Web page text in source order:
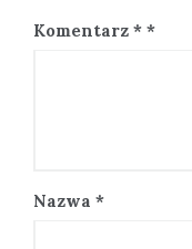
Komentarz *
Nazwa *